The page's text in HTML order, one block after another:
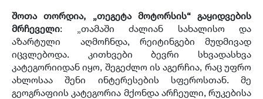
შოთა თორდია, „თეგეტა მოტორსის“ გაყიდვების
მრჩეველი: „თამაში ძალიან სახალისო და
აზარტული
აღმოჩნდა, რეიტინგები მუდმივად
იცვლებოდა. კითხვები ბევრი სხვადასხვა
კატეგორიიდან იყო, შეგეძლო ის აგერჩია, რაც უფრო
ახლოსაა შენი ინტერესების სფეროსთან. მე
გეოგრაფიის კატეგორია მქონდა არჩეული, რუკებისა